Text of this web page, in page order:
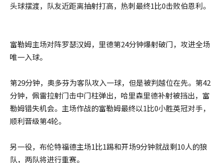
头球摆渡，队友近距离抽射打高，热刺最终1比0击败伯恩利。
富勒姆主场对阵罗瑟汉姆，里德第24分钟爆射破门，攻进全场
唯一入球。
第29分钟，奥多芬为客队攻入一球，但是被判越位在先。第42
分钟，佩雷拉射门击中门柱弹出，哈里森里德补射被挡出，富
勒姆错失机会。主场作战的富勒姆最终以1比0小胜英冠对手，
顺利晋级第4轮。
另一役，布伦特福德主场1比1踢和开场9分钟就战剩10人的狼
队，两队将进行重赛。